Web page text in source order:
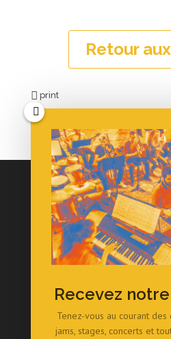
Retour
print
Partenaires
Contactez-nous
Recevez
Tenez-vous au courant
jams, stages, concerts et